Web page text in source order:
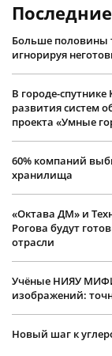
Больше половины
игнорируя
В городе-
развития систем
проекта «Умные
60% компаний
хранилища
«Октава ДМ» и
Рогова будут
отрасли
Учëные НИЯУ
изображений:
Новый шаг к